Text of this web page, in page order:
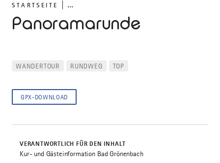
STARTSEITE ...
Panoramarunde
WANDERTOUR RUNDWEG TOP
GPX-DOWNLOAD
VERANTWORTLICH FÜR DEN INHALT
Kur- und Gästeinformation Bad Grönenbach